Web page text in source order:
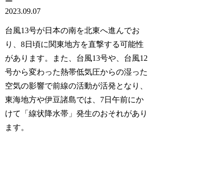
2023.09.07
台風13号が日本の南を北東へ進んでお
り、8日頃に関東地方を直撃する可能性
があります。また、台風13号や、台風12
号から変わった熱帯低気圧からの湿った
空気の影響で前線の活動が活発となり、
東海地方や伊豆諸島では、7日午前にか
けて「線状降水帯」発生のおそれがあり
ます。